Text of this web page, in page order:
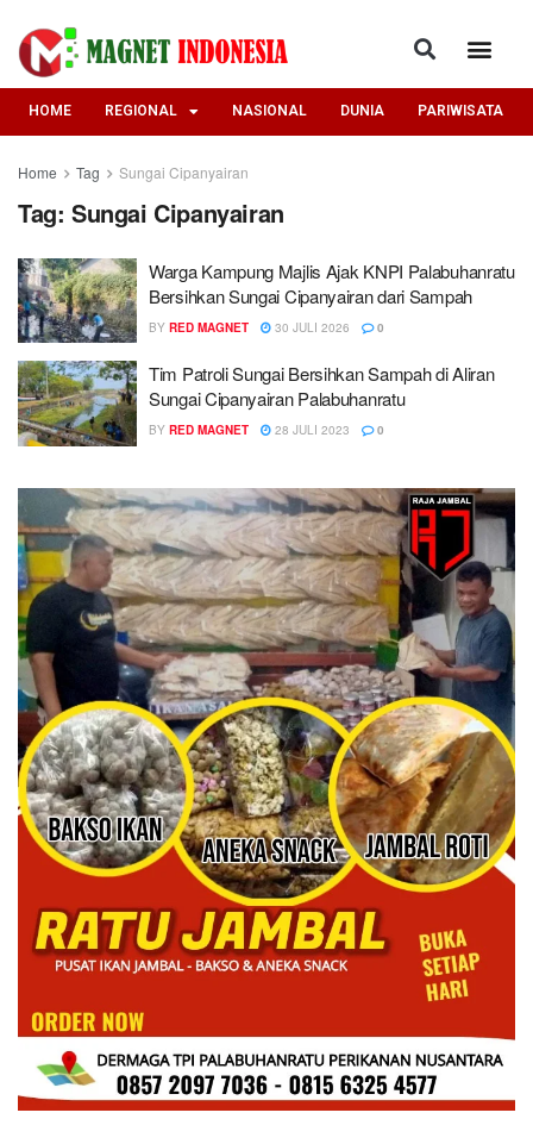
HOME REGIONAL NASIONAL DUNIA PARIWISATA
Home Tag Sungai Cipanyairan
Tag: Sungai Cipanyairan
‎Warga Kampung Majlis Ajak KNPI Palabuhanratu
Bersihkan Sungai Cipanyairan dari Sampah
BY RED MAGNET 30 JULI 2026 0
Tim Patroli Sungai Bersihkan Sampah di Aliran
Sungai Cipanyairan Palabuhanratu
BY RED MAGNET 28 JULI 2023 0